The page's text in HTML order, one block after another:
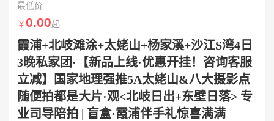
最低价
￥0.00起
霞浦+北岐滩涂+太姥山+杨家溪+沙江S湾4日
3晚私家团·【新品上线·优惠开挂！咨询客服
立减】国家地理强推5A太姥山&八大摄影点
随便拍都是大片·观<北岐日出+东壁日落> 专
业司导陪拍 | 盲盒·霞浦伴手礼惊喜满满